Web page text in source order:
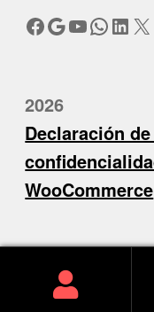
Facebook
Google
YouTube
X
2026
Declaración
WooCommerce